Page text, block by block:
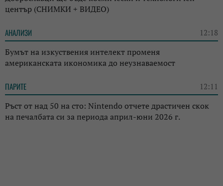
център (СНИМКИ + ВИДЕО)
АНАЛИЗИ 12:18
Бумът на изкуствения интелект променя
американската икономика до неузнаваемост
ПАРИТЕ 12:11
Ръст от над 50 на сто: Nintendo отчете драстичен скок
на печалбата си за периода април-юни 2026 г.